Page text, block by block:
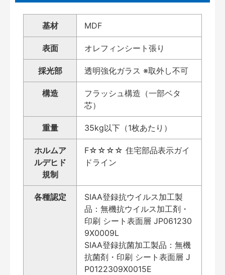
基材 MDF
表面 オレフィンシート張り
採光部 透明強化ガラス ※取外し不可
構造
フラッシュ構造（一部ベタ
芯）
重量 35kg以下（1枚あたり）
ホルムア
ルデヒド
規制
F☆☆☆☆ 住宅部品表示ガイ
ドライン
各種認定
SIAA登録抗ウイルス加工製
品：無機抗ウイルス加工剤・
印刷 シート表面層 JP061230
9X0009L
SIAA登録抗菌加工製品：無機
抗菌剤・印刷 シート表面層 J
P0122309X0015E